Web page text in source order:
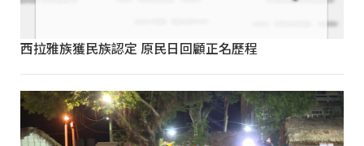
西拉雅族獲民族認定 原民日回顧正名歷程